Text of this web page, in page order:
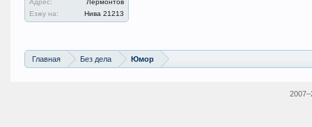
Адрес:
Лермонтов
Езжу на:
Нива 21213
Главная Без дела Юмор
2007–